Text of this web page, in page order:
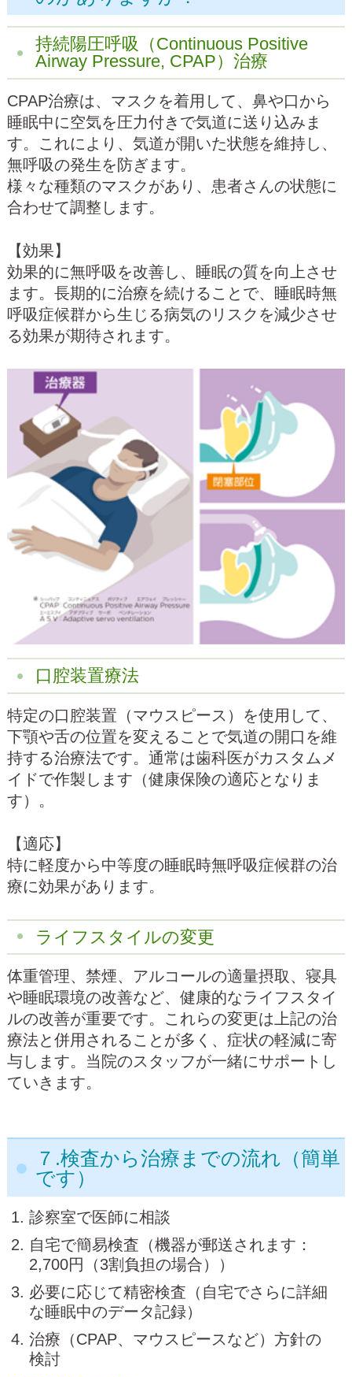
持続陽圧呼吸（Continuous Positive
Airway Pressure, CPAP）治療
CPAP治療は、マスクを着用して、鼻や口から
睡眠中に空気を圧力付きで気道に送り込みま
す。これにより、気道が開いた状態を維持し、
無呼吸の発生を防ぎます。
様々な種類のマスクがあり、患者さんの状態に
合わせて調整します。
【効果】
効果的に無呼吸を改善し、睡眠の質を向上させ
ます。長期的に治療を続けることで、睡眠時無
呼吸症候群から生じる病気のリスクを減少させ
る効果が期待されます。
口腔装置療法
特定の口腔装置（マウスピース）を使用して、
下顎や舌の位置を変えることで気道の開口を維
持する治療法です。通常は歯科医がカスタムメ
イドで作製します（健康保険の適応となりま
す）。
【適応】
特に軽度から中等度の睡眠時無呼吸症候群の治
療に効果があります。
ライフスタイルの変更
体重管理、禁煙、アルコールの適量摂取、寝具
や睡眠環境の改善など、健康的なライフスタイ
ルの改善が重要です。これらの変更は上記の治
療法と併用されることが多く、症状の軽減に寄
与します。当院のスタッフが一緒にサポートし
ていきます。
７.検査から治療までの流れ（簡単
です）
診察室で医師に相談
自宅で簡易検査（機器が郵送されます：
2,700円（3割負担の場合））
必要に応じて精密検査（自宅でさらに詳細
な睡眠中のデータ記録）
治療（CPAP、マウスピースなど）方針の
検討